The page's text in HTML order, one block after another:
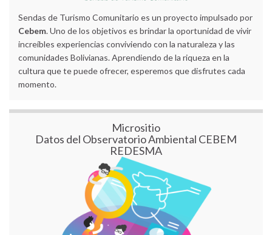
Sendas de Turismo Comunitario es un proyecto impulsado por
Cebem. Uno de los objetivos es brindar la oportunidad de vivir
increíbles experiencias conviviendo con la naturaleza y las
comunidades Bolivianas. Aprendiendo de la riqueza en la
cultura que te puede ofrecer, esperemos que disfrutes cada
momento.
Micrositio
Datos del Observatorio Ambiental CEBEM
REDESMA